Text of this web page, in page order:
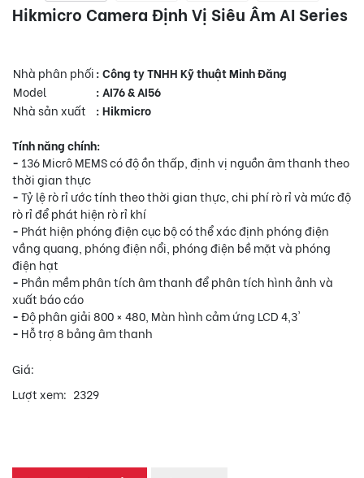
Hikmicro Camera Định Vị Siêu Âm AI Series
Nhà phân phối: Công ty TNHH Kỹ thuật Minh Đăng
Model
: AI76 & AI56
Nhà sản xuất
: Hikmicro
Tính năng chính:
- 136 Micrô MEMS có độ ồn thấp, định vị nguồn âm thanh theo
thời gian thực
-Tỷ lệ rò rỉ ước tính theo thời gian thực, chi phí rò rỉ và mức độ
rò rỉ để phát hiện rò rỉ khí
- Phát hiện phóng điện cục bộ có thể xác định phóng điện
vầng quang, phóng điện nổi, phóng điện bề mặt và phóng
điện hạt
- Phần mềm phân tích âm thanh để phân tích hình ảnh và
xuất báo cáo
-Độ phân giải 800 × 480, Màn hình cảm ứng LCD 4,3'
- Hỗ trợ 8 bảng âm thanh
Giá:
Lượt xem: 2329